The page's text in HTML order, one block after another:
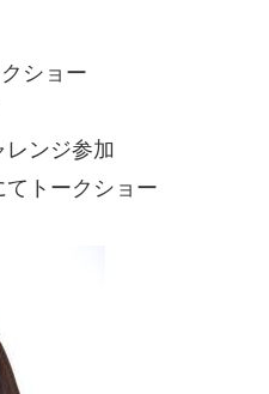
ショー
ンジ参加
トークショー